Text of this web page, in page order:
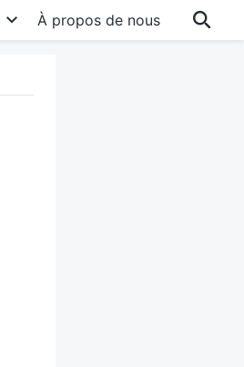
À propos de nous